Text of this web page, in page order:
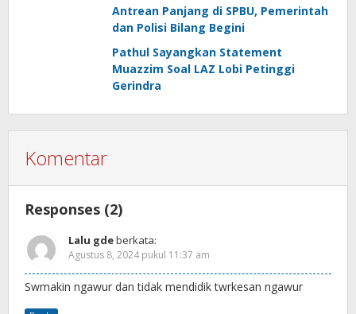
Antrean Panjang di SPBU, Pemerintah
dan Polisi Bilang Begini
Pathul Sayangkan Statement
Muazzim Soal LAZ Lobi Petinggi
Gerindra
Komentar
Responses (2)
Lalu gdeberkata:
Agustus 8, 2024 pukul 11:37 am
Swmakin ngawur dan tidak mendidik twrkesan ngawur